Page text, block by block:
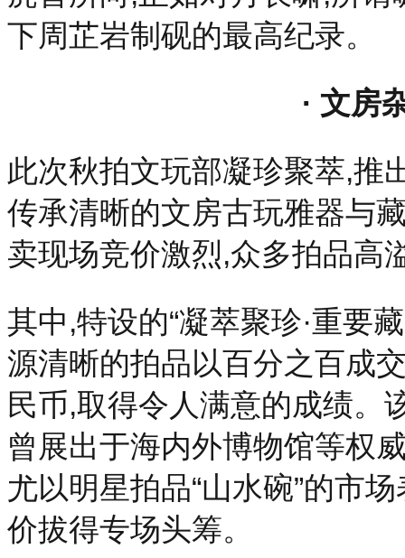
下周芷岩制砚的最高纪录。
· 文房
此次秋拍文玩部凝珍聚萃,推
传承清晰的文房古玩雅器与
卖现场竞价激烈,众多拍品高
其中,特设的“凝萃聚珍·重要
源清晰的拍品以百分之百成
民币,取得令人满意的成绩。
曾展出于海内外博物馆等权
尤以明星拍品“山水碗”的市
价拔得专场头筹。